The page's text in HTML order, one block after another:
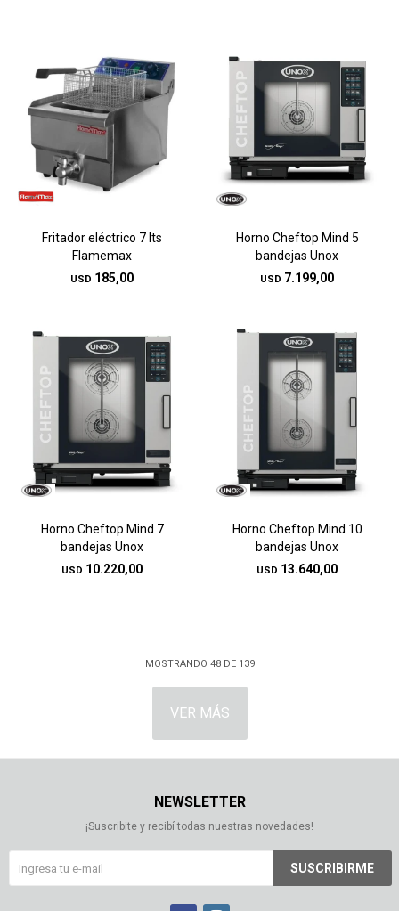
Fritador eléctrico 7 lts
Flamemax
USD 185,00
Horno Cheftop Mind 5
bandejas Unox
USD 7.199,00
Horno Cheftop Mind 7
bandejas Unox
USD 10.220,00
Horno Cheftop Mind 10
bandejas Unox
USD 13.640,00
MOSTRANDO 48DE 139
VER MÁS
NEWSLETTER
¡Suscribite y recibí todas nuestras novedades!
SUSCRIBIRME